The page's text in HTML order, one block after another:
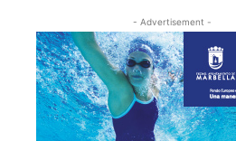
- Advertisement -